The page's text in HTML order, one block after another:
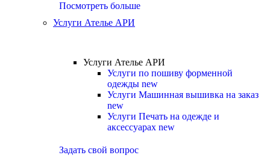
Посмотреть больше
Услуги Ателье АРИ
Услуги Ателье АРИ
Услуги по пошиву форменной
одежды new
Услуги Машинная вышивка на заказ
new
Услуги Печать на одежде и
аксессуарах new
Задать свой вопрос